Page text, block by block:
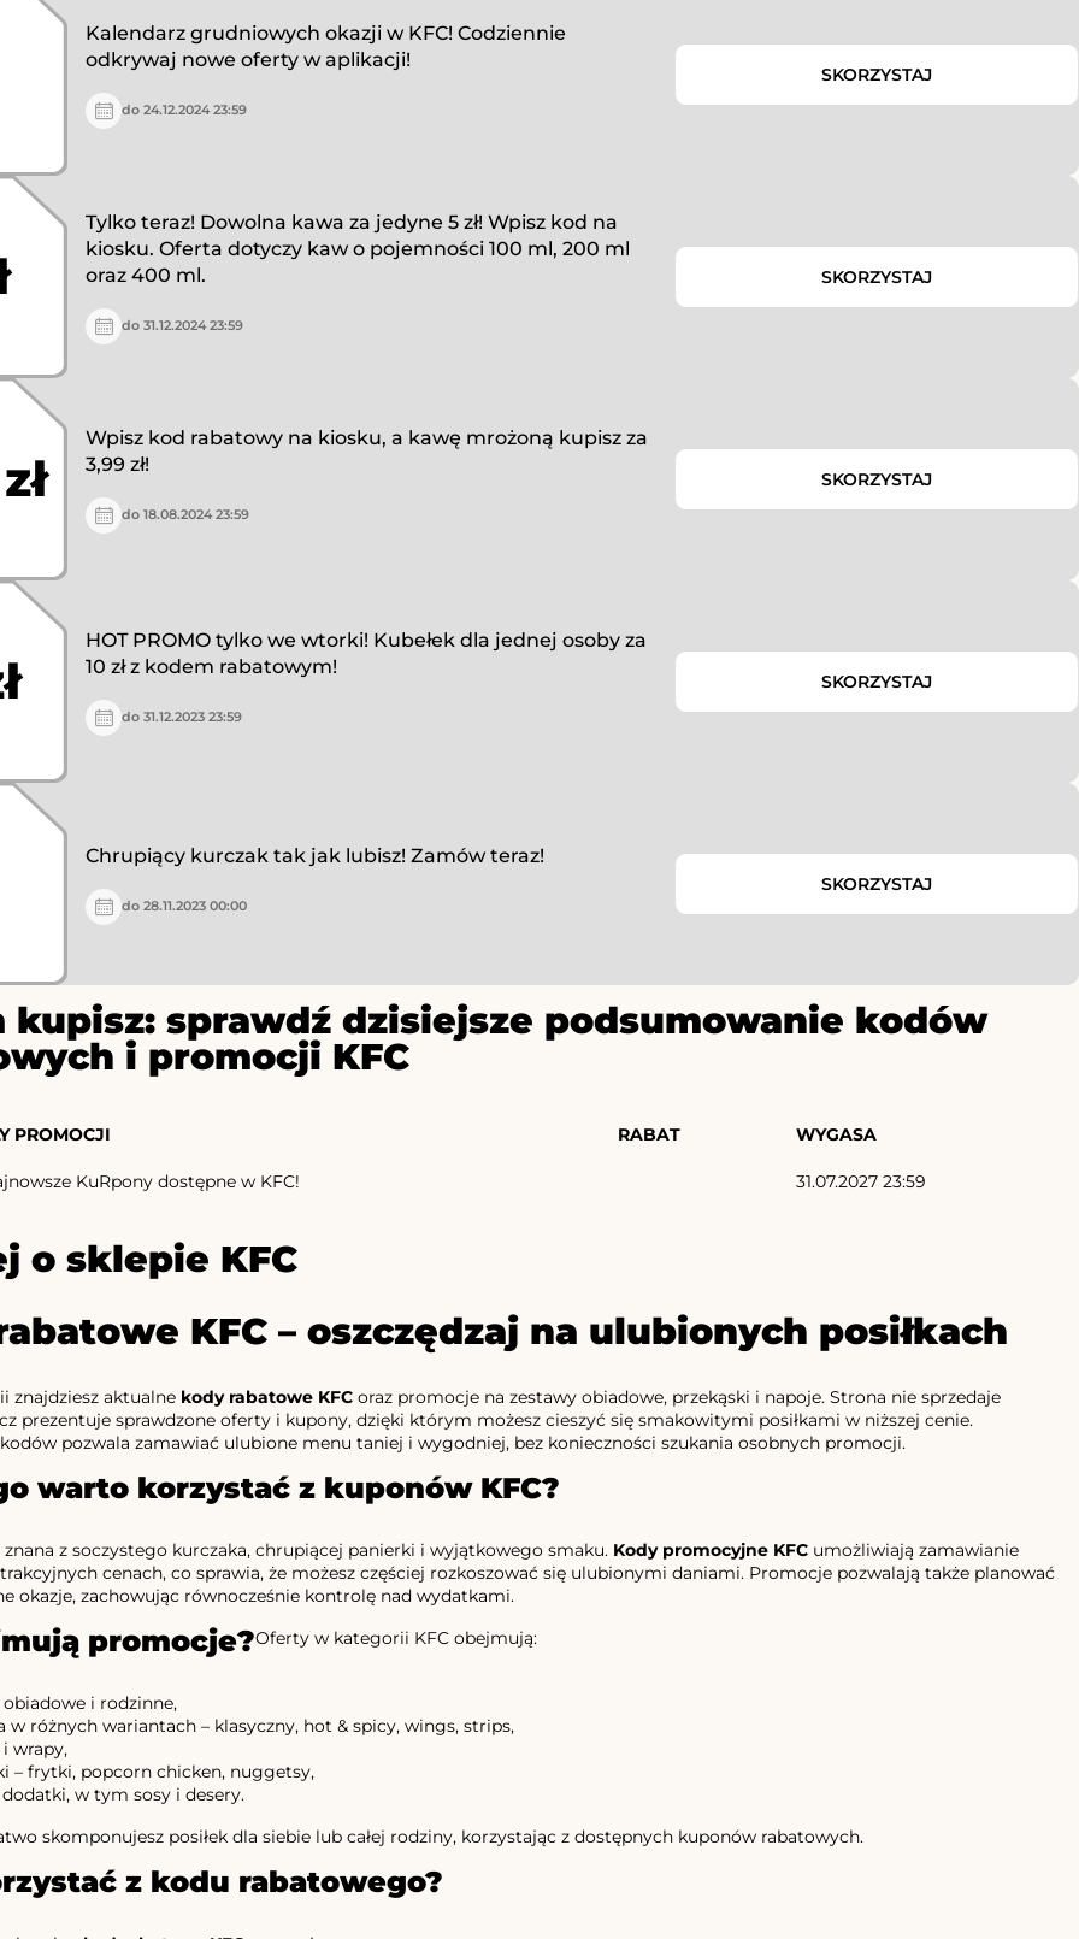
Kalendarz grudniowych okazji w KFC! Codziennie
odkrywaj nowe oferty w aplikacji!
do 24.12.2024 23:59
SKORZYSTAJ
Tylko teraz! Dowolna kawa za jedyne 5 zł! Wpisz kod na
kiosku. Oferta dotyczy kaw o pojemności 100 ml, 200 ml
oraz 400 ml.
do 31.12.2024 23:59
SKORZYSTAJ
Wpisz kod rabatowy na kiosku, a kawę mrożoną kupisz za
3,99 zł!
do 18.08.2024 23:59
SKORZYSTAJ
HOT PROMO tylko we wtorki! Kubełek dla jednej osoby za
10 zł z kodem rabatowym!
do 31.12.2023 23:59
SKORZYSTAJ
Chrupiący kurczak tak jak lubisz! Zamów teraz!
do 28.11.2023 00:00
SKORZYSTAJ
kupisz: sprawdź dzisiejsze podsumowanie kodów
i promocji KFC
PROMOCJI RABAT WYGASA
KuRpony dostępne w KFC! 31.07.2027 23:59
o sklepie KFC
KFC – oszczędzaj na ulubionych posiłkach
znajdziesz aktualne kody rabatowe KFC oraz promocje na zestawy obiadowe, przekąski i napoje. Strona nie sprzedaje
prezentuje sprawdzone oferty i kupony, dzięki którym możesz cieszyć się smakowitymi posiłkami w niższej cenie.
pozwala zamawiać ulubione menu taniej i wygodniej, bez konieczności szukania osobnych promocji.
warto korzystać z kuponów KFC?
z soczystego kurczaka, chrupiącej panierki i wyjątkowego smaku. Kody promocyjne KFC umożliwiają zamawianie
cenach, co sprawia, że możesz częściej rozkoszować się ulubionymi daniami. Promocje pozwalają także planować
okazje, zachowując równocześnie kontrolę nad wydatkami.
promocje?Oferty w kategorii KFC obejmują:
i rodzinne,
w różnych wariantach – klasyczny, hot & spicy, wings, strips,
wrapy,
– frytki, popcorn chicken, nuggetsy,
w tym sosy i desery.
skomponujesz posiłek dla siebie lub całej rodziny, korzystając z dostępnych kuponów rabatowych.
z kodu rabatowego?